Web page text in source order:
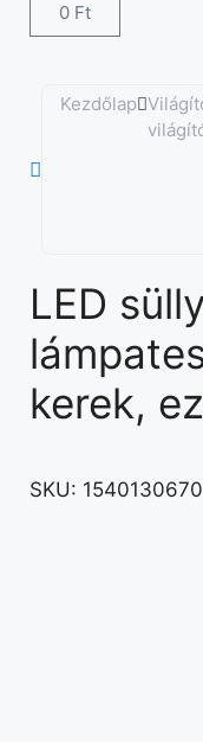
0 Ft
Kezdőlap
LED
kerek,
SKU: 1540130670